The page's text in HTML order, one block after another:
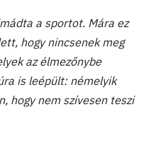
a sportot. Mára ez
hogy nincsenek meg
az élmezőnybe
is leépült: némelyik
hogy nem szívesen teszi